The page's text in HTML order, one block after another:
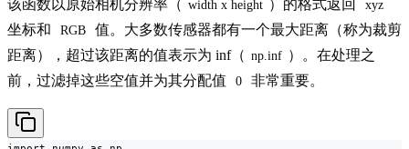
该函数以原始相机分辨率（ width x height ）的格式返回 xyz
坐标和 RGB
值。大多数传感器都有一个最大距离（称为裁剪
距离），超过该距离的值表示为 inf（ np.inf ）。在处理之
前，过滤掉这些空值并为其分配值
0 非常重要。